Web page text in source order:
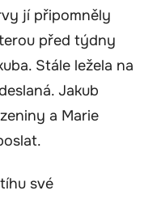
jí připomněly
před týdny
Stále ležela na
Jakub
a Marie
své